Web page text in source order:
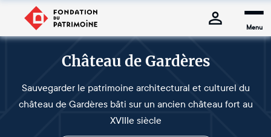
Menu
Château de Gardères
Sauvegarder le patrimoine architectural et culturel du
château de Gardères bâti sur un ancien château fort au
XVIIIe siècle